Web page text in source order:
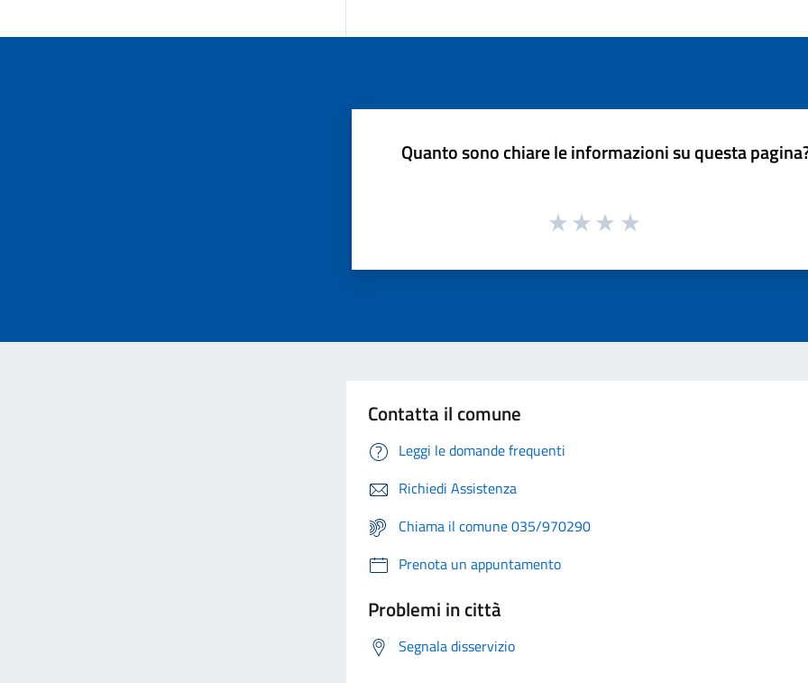
Quanto sono chiare le informazioni su questa
Contatta il comune
Leggi le domande frequenti
Richiedi Assistenza
Chiama il comune 035/970290
Prenota un appuntamento
Problemi in città
Segnala disservizio